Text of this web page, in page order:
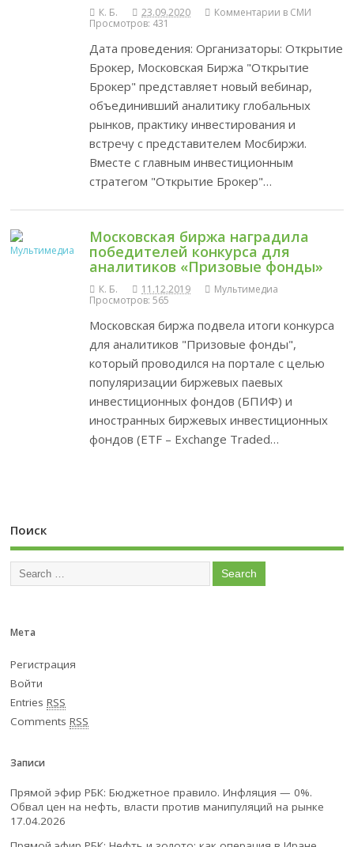
К. Б. 23.09.2020
Комментарии в СМИ
Просмотров: 431
Дата проведения: Организаторы: Открытие
Брокер, Московская Биржа "Открытие
Брокер" представляет новый вебинар,
объединивший аналитику глобальных
рынков, практику инвестирования и
встречу с представителем Мосбиржи.
Вместе с главным инвестиционным
стратегом "Открытие Брокер"…
Московская биржа наградила
победителей конкурса для
аналитиков «Призовые фонды»
К. Б. 11.12.2019
Мультимедиа
Просмотров: 565
Московская биржа подвела итоги конкурса
для аналитиков "Призовые фонды",
который проводился на портале с целью
популяризации биржевых паевых
инвестиционных фондов (БПИФ) и
иностранных биржевых инвестиционных
фондов (ETF ­– Exchange Traded…
Поиск
Мета
Регистрация
Войти
EntriesRSS
CommentsRSS
Записи
Прямой эфир РБК: Бюджетное правило. Инфляция — 0%.
Обвал цен на нефть, власти против манипуляций на рынке
17.04.2026